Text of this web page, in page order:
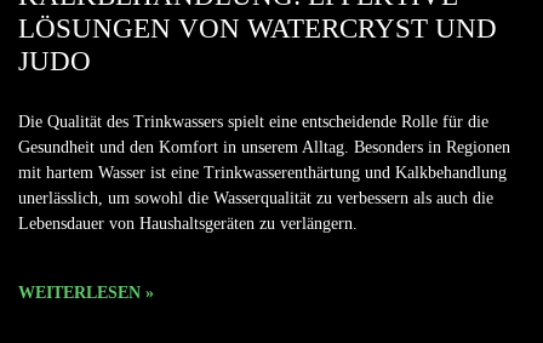
LÖSUNGEN VON WATERCRYST UND
JUDO
Die Qualität des Trinkwassers spielt eine entscheidende Rolle für die
Gesundheit und den Komfort in unserem Alltag. Besonders in Regionen
mit hartem Wasser ist eine Trinkwasserenthärtung und Kalkbehandlung
unerlässlich, um sowohl die Wasserqualität zu verbessern als auch die
Lebensdauer von Haushaltsgeräten zu verlängern.
WEITERLESEN »